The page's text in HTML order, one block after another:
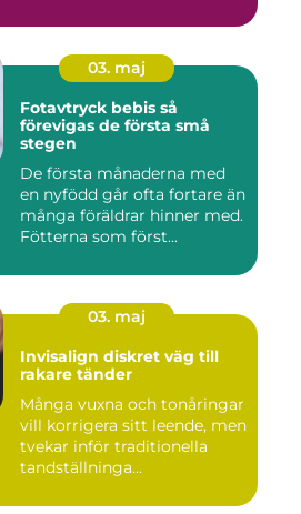
03. maj
Fotavtryck bebis så
förevigas de första små
stegen
De första månaderna med
en nyfödd går ofta fortare än
många föräldrar hinner med.
Fötterna som först...
03. maj
Invisalign diskret väg till
rakare tänder
Många vuxna och tonåringar
vill korrigera sitt leende, men
tvekar inför traditionella
tandställninga...